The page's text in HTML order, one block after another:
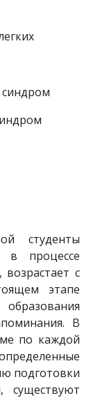
студенты
в процессе
с
этапе
В
по каждой
подготовки
существуют